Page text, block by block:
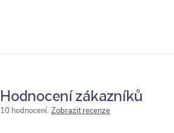
Hodnocení zákazníků
10 hodnocení Zobrazit recenze